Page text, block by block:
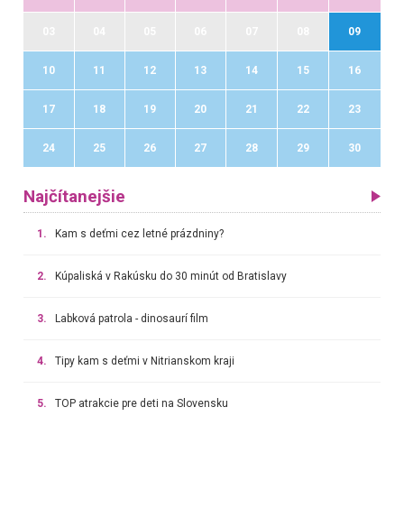
09
10 11 12 13 14 15 16
17 18 19 20 21 22 23
24 25 26 27 28 29 30
Najčítanejšie
1. Kam s deťmi cez letné prázdniny?
2. Kúpaliská v Rakúsku do 30 minút od Bratislavy
3. Labková patrola - dinosaurí film
4. Tipy kam s deťmi v Nitrianskom kraji
5. TOP atrakcie pre deti na Slovensku